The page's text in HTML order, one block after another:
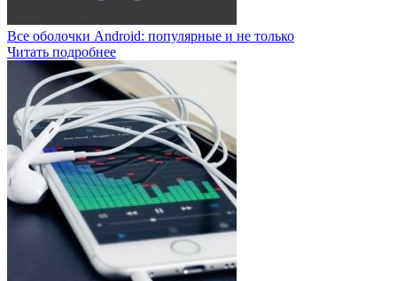
Все оболочки Android: популярные и не только
Читать подробнее